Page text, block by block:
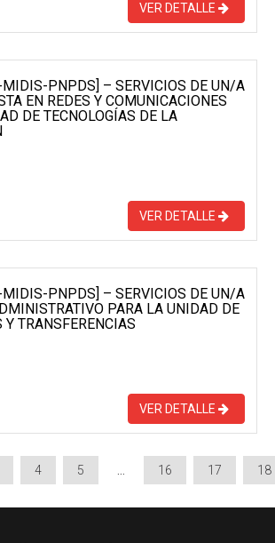
VER DETALLE
PNPDS] – SERVICIOS DE UN/A
EN REDES Y COMUNICACIONES
DE TECNOLOGÍAS DE LA
VER DETALLE
PNPDS] – SERVICIOS DE UN/A
PARA LA UNIDAD DE
Y TRANSFERENCIAS
VER DETALLE
4 5 16 17 18